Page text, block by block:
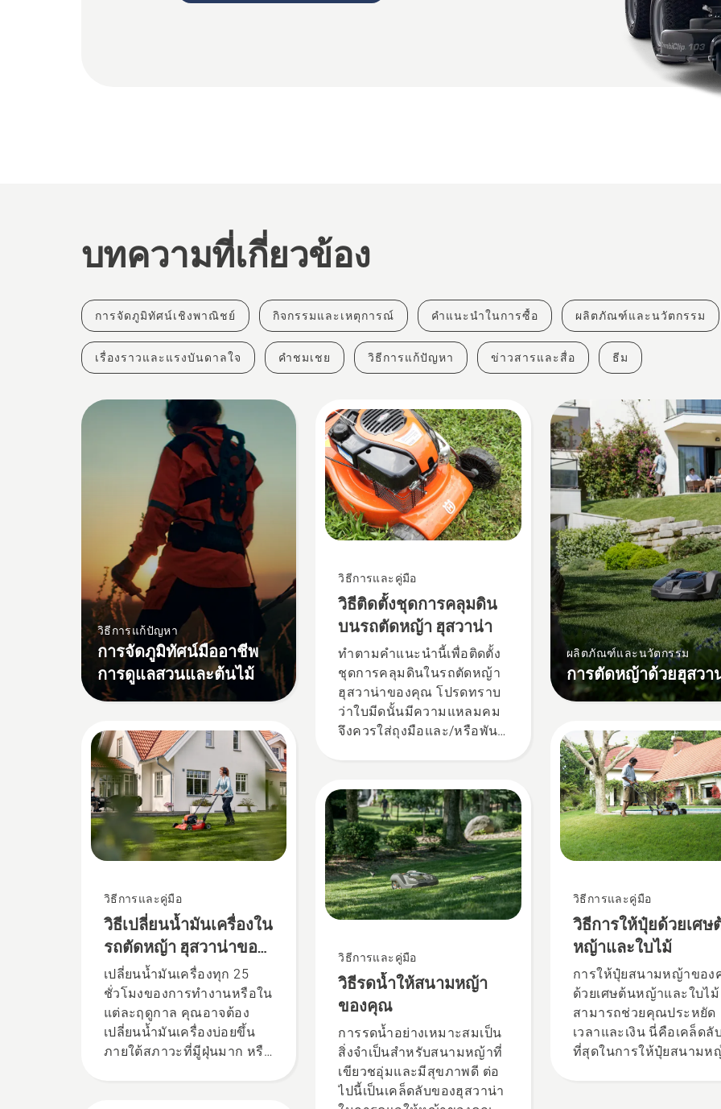
บทความที่เกี่ยวข้อง
การจัดภูมิทัศน์เชิงพาณิชย์ กิจกรรมและเหตุการณ์ คำแนะนำในการซื้อ ผลิตภัณฑ์และนวัตกรรม
เรื่องราวและแรงบันดาลใจ คำชมเชย วิธีการแก้ปัญหา ข่าวสารและสื่อ ธีม
วิธีการแก้ปัญหา
การจัดภูมิทัศน์มืออาชีพ
การดูแลสวนและต้นไม้
วิธีการและคู่มือ
วิธีเปลี่ยนน้ำมันเครื่องใน
รถตัดหญ้า ฮุสวาน่าของ
คุณ
เปลี่ยนน้ำมันเครื่องทุก 25
ชั่วโมงของการทำงานหรือใน
แต่ละฤดูกาล คุณอาจต้อง
เปลี่ยนน้ำมันเครื่องบ่อยขึ้น
ภายใต้สภาวะที่มีูฝุ่นมาก หรือ
วิธีการและคู่มือ
วิธีติดตั้งชุดการคลุมดิน
บนรถตัดหญ้า ฮุสวาน่า
ทำตามคำแนะนำนี้เพื่อติดตั้ง
ชุดการคลุมดินในรถตัดหญ้า
ฮุสวาน่าของคุณ โปรดทราบ
ว่าใบมีดนั้นมีความแหลมคม
จึงควรใส่ถุงมือและ/หรือพัน
วิธีการและคู่มือ
วิธีรดน้ำให้สนามหญ้า
ของคุณ
การรดน้ำอย่างเหมาะสมเป็น
สิ่งจำเป็นสำหรับสนามหญ้าที่
เขียวชอุ่มและมีสุขภาพดี ต่อ
ไปนี้เป็นเคล็ดลับของฮุสวาน่า
ผลิตภัณฑ์และนวัตกรรม
การตัดหญ้าด้วยฮุสวา
วิธีการและคู่มือ
วิธีการให้ปุ๋ยด้วยเศษ
หญ้าและใบไม้
การให้ปุ๋ยสนามหญ้าขอ
ด้วยเศษต้นหญ้าและใบไม้
สามารถช่วยคุณประหยัด
เวลาและเงิน นี่คือเคล็ดลั
ที่สุดในการให้ปุ๋ยสนามห